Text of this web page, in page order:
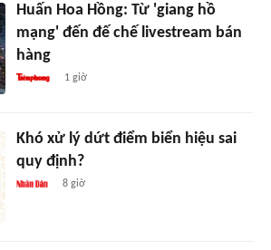
Huấn Hoa Hồng: Từ 'giang hồ
mạng' đến đế chế livestream bán
hàng
1 giờ
Khó xử lý dứt điểm biển hiệu sai
quy định?
8 giờ